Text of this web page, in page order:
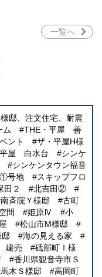
一覧へ
邸、注文住宅、耐震
ム
THE・平屋 善
ント
ザ・平屋H様
屋 白水台
シンケ
シンケンタウン福音
①号地
スキップフロ
田２
北吉田②
南斉院Ｙ様邸
古町
間 姫原Ⅳ
小
松山市M様邸
海の見える家
建売
砥部町Ｉ様
香川県観音寺市Ｓ
馬木Ｓ様邸
高岡町